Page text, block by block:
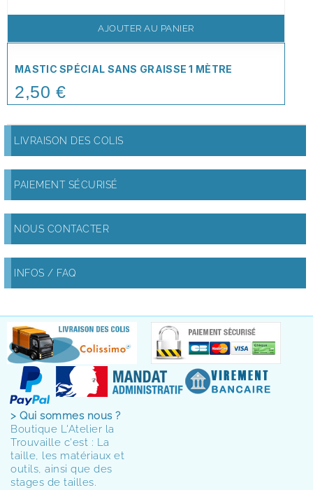
AJOUTER AU PANIER
MASTIC SPÉCIAL SANS GRAISSE 1 MÈTRE
Price
2,50 €
LIVRAISON DES COLIS
PAIEMENT SÉCURISÉ
NOUS CONTACTER
INFOS / FAQ
> Qui sommes nous ?
Boutique L'Atelier la
Trouvaille c'est : La
taille, les matériaux et
outils, ainsi que des
stages de tailles.